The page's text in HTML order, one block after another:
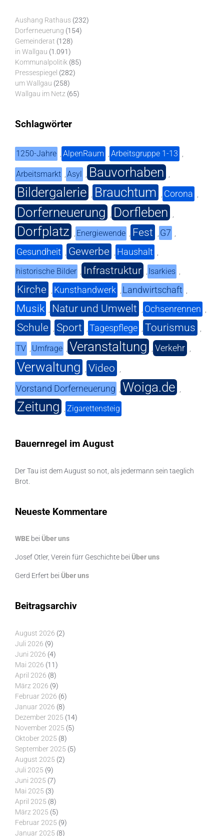
Aushang Rathaus (232)
Dorferneuerung (154)
Gemeinderat (128)
in Wallgau (1.091)
Kommunalpolitik (85)
Pressespiegel (282)
um Wallgau (258)
Wallgau im Netz (65)
Schlagwörter
1250-Jahre , AlpenRaum , Arbeitsgruppe 1-13 ,
Arbeitsmarkt ,Asyl , Bauvorhaben ,
Bildergalerie , Brauchtum , Corona ,
Dorferneuerung , Dorfleben ,
Dorfplatz , Energiewende , Fest , G7 ,
Gesundheit , Gewerbe , Haushalt ,
historische Bilder , Infrastruktur , Isarkies ,
Kirche , Kunsthandwerk , Landwirtschaft ,
Musik , Natur und Umwelt , Ochsenrennen ,
Schule , Sport , Tagespflege , Tourismus ,
TV , Umfrage , Veranstaltung , Verkehr ,
Verwaltung , Video ,
Vorstand Dorferneuerung , Woiga.de ,
Zeitung , Zigarettensteig
Bauernregel im August
Der Tau ist dem August so not, als jedermann sein taeglich
Brot.
Neueste Kommentare
WBE bei Über uns
Josef Otler, Verein fürr Geschichte bei Über uns
Gerd Erfert bei Über uns
Beitragsarchiv
August 2026 (2)
Juli 2026 (9)
Juni 2026 (4)
Mai 2026 (11)
April 2026 (8)
März 2026 (9)
Februar 2026 (6)
Januar 2026 (8)
Dezember 2025 (14)
November 2025 (5)
Oktober 2025 (8)
September 2025 (5)
August 2025 (2)
Juli 2025 (9)
Juni 2025 (7)
Mai 2025 (3)
April 2025 (8)
März 2025 (5)
Februar 2025 (9)
Januar 2025 (8)